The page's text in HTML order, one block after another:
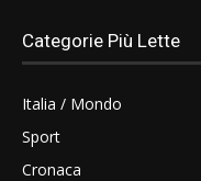
Categorie Più Lette
Italia / Mondo
Sport
Cronaca